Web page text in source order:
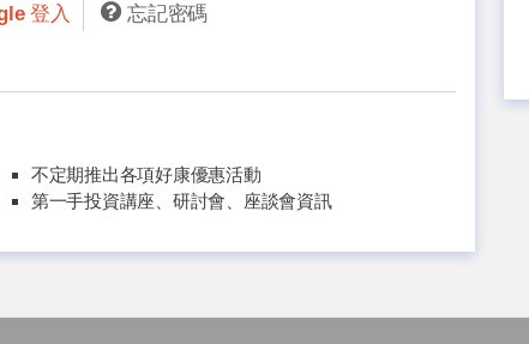
登入 忘記密碼
不定期推出各項好康優惠活動
第一手投資講座、研討會、座談會資訊